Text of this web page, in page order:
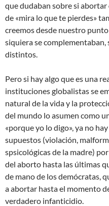
que dudaban sobre si
de «mira lo que te pierdes»
creemos desde nuestro
siquiera se complementaban,
distintos.
Pero si hay algo que es una
instituciones globalistas se
natural de la vida y la
del mundo lo asumen como
«porque yo lo digo», ya no
supuestos (violación,
spsicológicas de la madre)
del aborto hasta las últimas
de mano de los demócratas,
a abortar hasta el momento
verdadero infanticidio.